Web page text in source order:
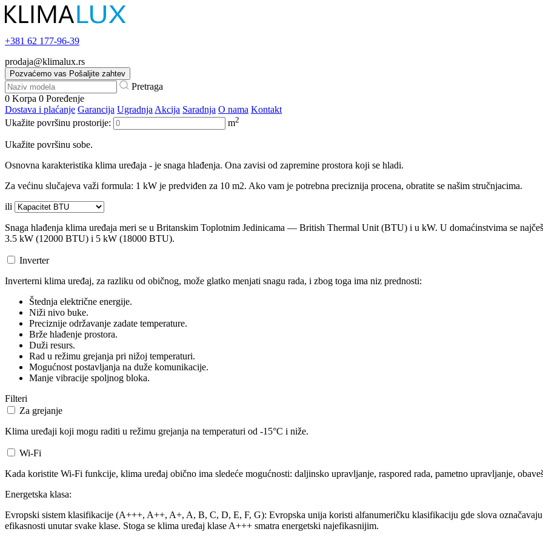
+381 62 177-96-39
prodaja@klimalux.rs
Pozvaćemo vas Pošaljite zahtev
Pretraga
0 Korpa 0 Poređenje
Dostava i plaćanje Garancija Ugradnja Akcija Saradnja O nama Kontakt
Ukažite površinu prostorije:
m2
Ukažite površinu sobe.
Osnovna karakteristika klima uređaja - je snaga hlađenja. Ona zavisi od zapremine prostora koji se hladi.
Za većinu slučajeva važi formula: 1 kW je predviđen za 10 m2. Ako vam je potrebna preciznija procena, obratite se našim stručnjacima.
ili
Snaga hlađenja klima uređaja meri se u Britanskim Toplotnim Jedinicama — British Thermal Unit (BTU) i u kW. U domaćinstvima se
3.5 kW (12000 BTU) i 5 kW (18000 BTU).
Inverter
Inverterni klima uređaj, za razliku od običnog, može glatko menjati snagu rada, i zbog toga ima niz prednosti:
Štednja električne energije.
Niži nivo buke.
Preciznije održavanje zadate temperature.
Brže hlađenje prostora.
Duži resurs.
Rad u režimu grejanja pri nižoj temperaturi.
Mogućnost postavljanja na duže komunikacije.
Manje vibracije spoljnog bloka.
Filteri
Za grejanje
Klima uređaji koji mogu raditi u režimu grejanja na temperaturi od -15°C i niže.
Wi-Fi
Kada koristite Wi-Fi funkcije, klima uređaj obično ima sledeće mogućnosti: daljinsko upravljanje, raspored rada, pametno upravljanje,
Energetska klasa:
Evropski sistem klasifikacije (A+++, A++, A+, A, B, C, D, E, F, G): Evropska unija koristi alfanumeričku klasifikaciju gde slova
efikasnosti unutar svake klase. Stoga se klima uređaj klase A+++ smatra energetski najefikasnijim.